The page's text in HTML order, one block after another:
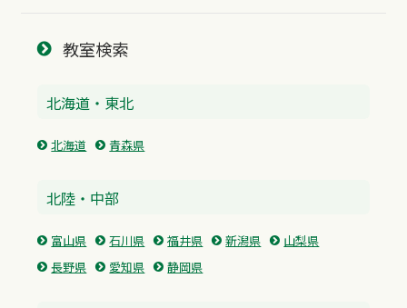
教室検索
北海道・東北
北海道 青森県
北陸・中部
富山県 石川県 福井県 新潟県
山梨県
長野県
愛知県 静岡県